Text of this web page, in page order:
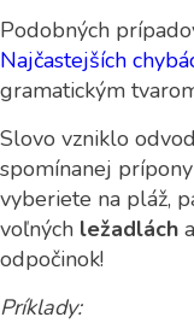
Podobných
Najčastejších
gramatickým
Slovo vzniklo
spomínanej
vyberiete na pláž,
voľných ležadlách
odpočinok!
Príklady: